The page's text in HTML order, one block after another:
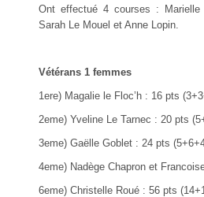
Ont effectué 4 courses : Marielle
Sarah Le Mouel et Anne Lopin.
Vétérans 1 femmes
1ere) Magalie le Floc’h : 16 pts
2eme) Yveline Le Tarnec : 20 pts
3eme) Gaëlle Goblet : 24 pts
4eme) Nadège Chapron et
6eme) Christelle Roué : 56 pts